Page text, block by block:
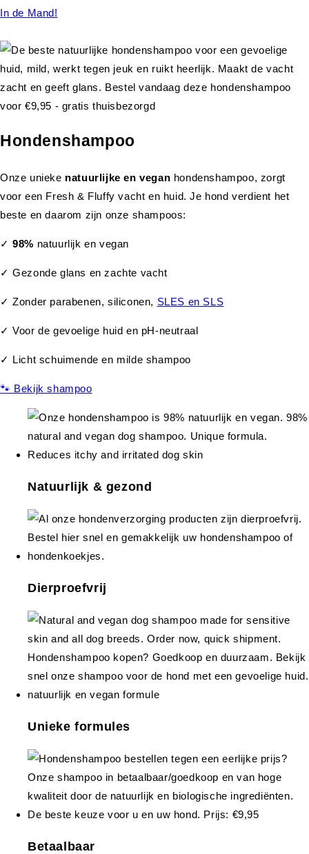
In de Mand!
Hondenshampoo
Onze unieke natuurlijke en vegan hondenshampoo, zorgt
voor een Fresh & Fluffy vacht en huid. Je hond verdient het
beste en daarom zijn onze shampoos:
✓98% natuurlijk en vegan
✓ Gezonde glans en zachte vacht
✓ Zonder parabenen, siliconen, SLES en SLS
✓ Voor de gevoelige huid en pH-neutraal
✓ Licht schuimende en milde shampoo
🐾 Bekijk shampoo
Natuurlijk & gezond
Dierproefvrij
Unieke formules
Betaalbaar